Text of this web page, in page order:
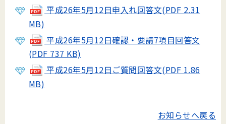
平成26年5月12日申入れ回答文(PDF 2.31
MB)
平成26年5月12日確認・要請7項目回答文
(PDF 737 KB)
平成26年5月12日ご質問回答文(PDF 1.86
MB)
お知らせへ戻る